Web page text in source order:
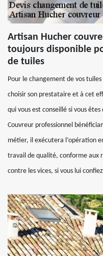
Artisan Hucher
toujours disponible
de tuiles
Pour le changement de vos
choisir son prestataire et à cet
qui vous est conseillé si vous
Couvreur professionnel
métier, il exécutera l’opération
travail de qualité, conforme aux
contre les vices, si vous lui